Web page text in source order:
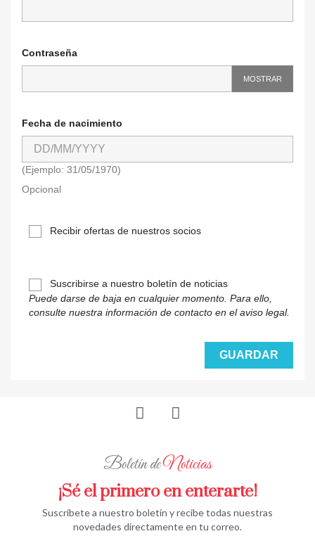
Contraseña
MOSTRAR
Fecha de nacimiento
(Ejemplo: 31/05/1970)
Opcional
Recibir ofertas de nuestros socios
Suscribirse a nuestro boletín de noticias
Puede darse de baja en cualquier momento. Para ello,
consulte nuestra información de contacto en el aviso legal.
GUARDAR
Boletín deNoticias
¡Sé el primero en enterarte!
Suscríbete a nuestro boletín y recibe todas nuestras
novedades directamente en tu correo.